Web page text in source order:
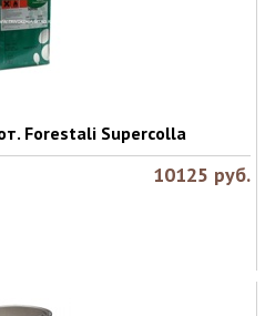
Forestali Supercolla
10125 руб.